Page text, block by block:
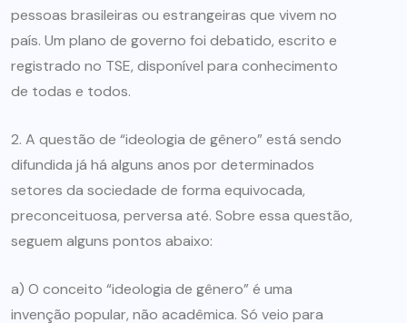
pessoas brasileiras ou estrangeiras que vivem no
país. Um plano de governo foi debatido, escrito e
registrado no TSE, disponível para conhecimento
de todas e todos.
2. A questão de “ideologia de gênero” está sendo
difundida já há alguns anos por determinados
setores da sociedade de forma equivocada,
preconceituosa, perversa até. Sobre essa questão,
seguem alguns pontos abaixo:
a) O conceito “ideologia de gênero” é uma
invenção popular, não acadêmica. Só veio para